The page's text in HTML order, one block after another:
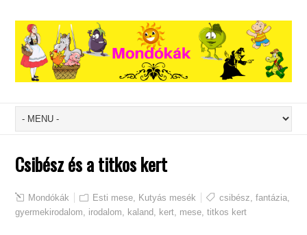
Csibész és a titkos kert
Mondókák Esti mese Kutyás mesék csibész ,fantázia
gyermekirodalom
irodalom kaland kert mese ,titkos kert